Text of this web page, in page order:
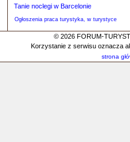
Tanie noclegi w Barcelonie
Ogłoszenia praca turystyka, w turystyce
© 2026 FORUM-
Korzystanie z serwisu oznacza
strona